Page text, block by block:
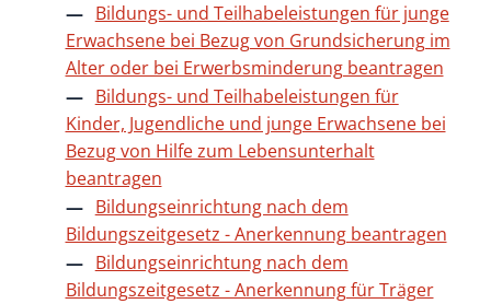
Bildungs- und Teilhabeleistungen für junge
Erwachsene bei Bezug von Grundsicherung im
Alter oder bei Erwerbsminderung beantragen
Bildungs- und Teilhabeleistungen für
Kinder, Jugendliche und junge Erwachsene bei
Bezug von Hilfe zum Lebensunterhalt
beantragen
Bildungseinrichtung nach dem
Bildungszeitgesetz - Anerkennung beantragen
Bildungseinrichtung nach dem
Bildungszeitgesetz - Anerkennung für Träger